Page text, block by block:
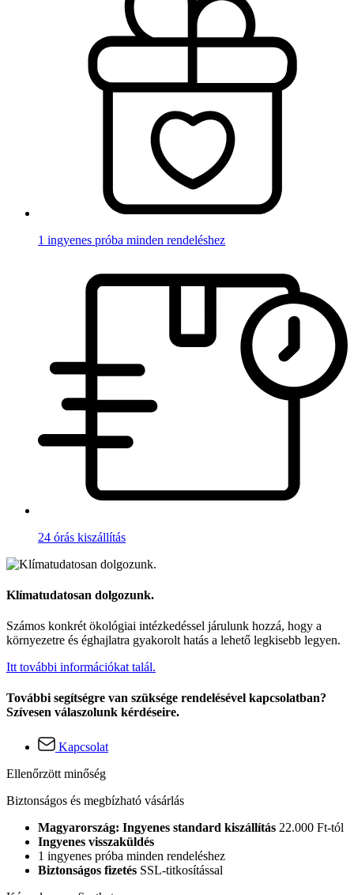
1 ingyenes próba minden rendeléshez
24 órás kiszállítás
Klímatudatosan dolgozunk.
Számos konkrét ökológiai intézkedéssel járulunk hozzá, hogy a
környezetre és éghajlatra gyakorolt hatás a lehető legkisebb legyen.
Itt további információkat talál.
További segítségre van szüksége rendelésével kapcsolatban?
Szívesen válaszolunk kérdéseire.
Kapcsolat
Ellenőrzött minőség
Biztonságos és megbízható vásárlás
Magyarország: Ingyenes standard kiszállítás 22.000 Ft-tól
Ingyenes visszaküldés
1 ingyenes próba minden rendeléshez
Biztonságos fizetés SSL-titkosítással